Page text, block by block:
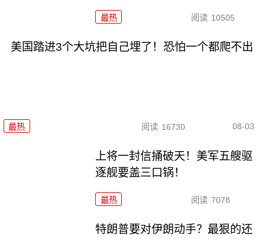
最热 阅读 10505
美国踏进3个大坑把自己埋了！恐怕一个都爬不出
最热 阅读 16730 08-03
上将一封信捅破天！美军五艘驱
逐舰要盖三口锅！
最热 阅读 7078
特朗普要对伊朗动手？最狠的还